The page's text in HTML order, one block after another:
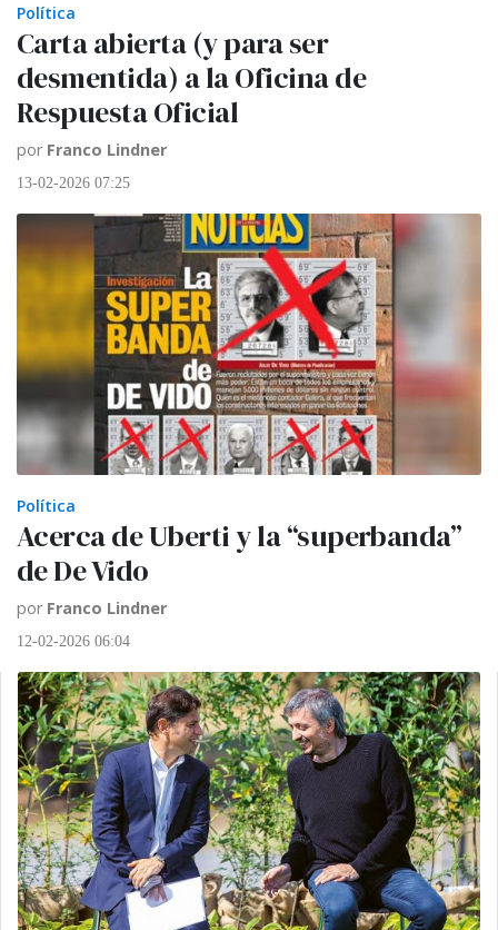
Política
Carta abierta (y para ser
desmentida) a la Oficina de
Respuesta Oficial
por Franco Lindner
13-02-2026 07:25
Política
Acerca de Uberti y la “superbanda”
de De Vido
por Franco Lindner
12-02-2026 06:04